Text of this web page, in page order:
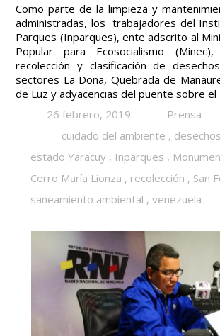
Como parte de la limpieza y
administradas, los trabajadores del
Parques (Inparques), ente adscrito al
Popular para Ecosocialismo
recolección y clasificación de
sectores La Doña, Quebrada de
de Luz y adyacencias del puente sobre el
26 febrero, 2019
Prensa
cuidado del ambiente ,
estado Yaracuy, Inparques ,
Cerro María Lionza , recolección , San
saneamiento ambiental , venezuela